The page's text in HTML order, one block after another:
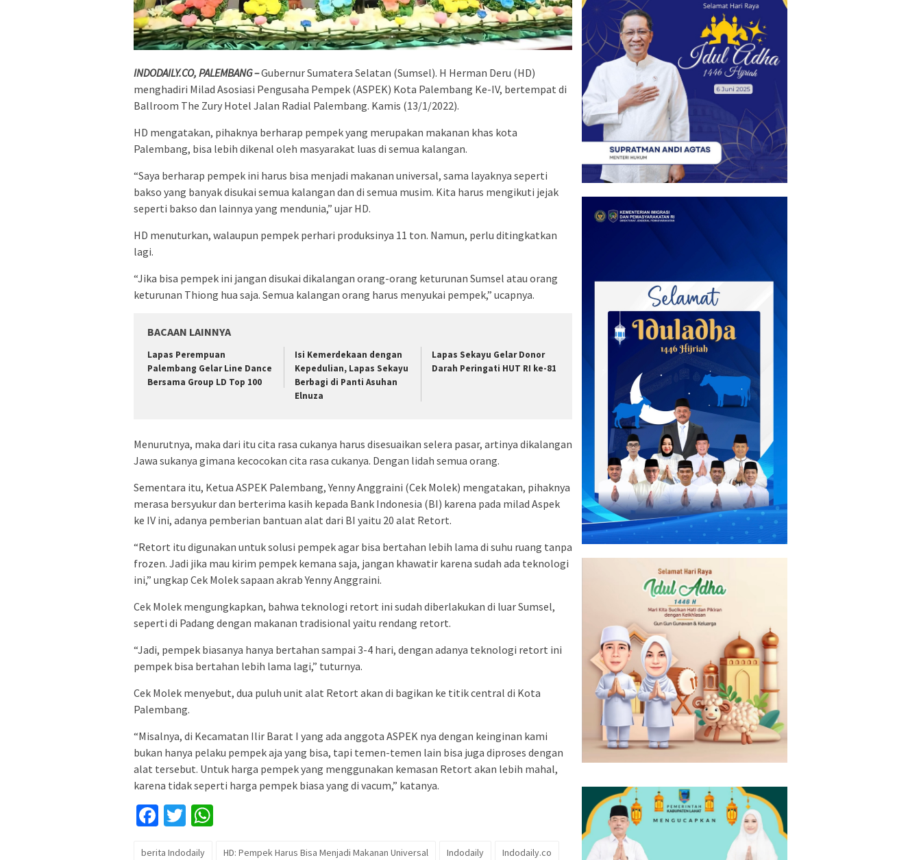
INDODAILY.CO, PALEMBANG –Gubernur Sumatera Selatan (Sumsel). H Herman Deru (HD)
menghadiri Milad Asosiasi Pengusaha Pempek (ASPEK) Kota Palembang Ke-IV, bertempat di
Ballroom The Zury Hotel Jalan Radial Palembang. Kamis (13/1/2022).
HD mengatakan, pihaknya berharap pempek yang merupakan makanan khas kota
Palembang, bisa lebih dikenal oleh masyarakat luas di semua kalangan.
“Saya berharap pempek ini harus bisa menjadi makanan universal, sama layaknya seperti
bakso yang banyak disukai semua kalangan dan di semua musim. Kita harus mengikuti jejak
seperti bakso dan lainnya yang mendunia,” ujar HD.
HD menuturkan, walaupun pempek perhari produksinya 11 ton. Namun, perlu ditingkatkan
lagi.
“Jika bisa pempek ini jangan disukai dikalangan orang-orang keturunan Sumsel atau orang
keturunan Thiong hua saja. Semua kalangan orang harus menyukai pempek,” ucapnya.
BACAAN LAINNYA
Lapas Perempuan
Palembang Gelar Line Dance
Bersama Group LD Top 100
Isi Kemerdekaan dengan
Kepedulian, Lapas Sekayu
Berbagi di Panti Asuhan
Elnuza
Lapas Sekayu Gelar Donor
Darah Peringati HUT RI ke-81
Menurutnya, maka dari itu cita rasa cukanya harus disesuaikan selera pasar, artinya dikalangan
Jawa sukanya gimana kecocokan cita rasa cukanya. Dengan lidah semua orang.
Sementara itu, Ketua ASPEK Palembang, Yenny Anggraini (Cek Molek) mengatakan, pihaknya
merasa bersyukur dan berterima kasih kepada Bank Indonesia (BI) karena pada milad Aspek
ke IV ini, adanya pemberian bantuan alat dari BI yaitu 20 alat Retort.
“Retort itu digunakan untuk solusi pempek agar bisa bertahan lebih lama di suhu ruang tanpa
frozen. Jadi jika mau kirim pempek kemana saja, jangan khawatir karena sudah ada teknologi
ini,” ungkap Cek Molek sapaan akrab Yenny Anggraini.
Cek Molek mengungkapkan, bahwa teknologi retort ini sudah diberlakukan di luar Sumsel,
seperti di Padang dengan makanan tradisional yaitu rendang retort.
“Jadi, pempek biasanya hanya bertahan sampai 3-4 hari, dengan adanya teknologi retort ini
pempek bisa bertahan lebih lama lagi,” tuturnya.
Cek Molek menyebut, dua puluh unit alat Retort akan di bagikan ke titik central di Kota
Palembang.
“Misalnya, di Kecamatan Ilir Barat I yang ada anggota ASPEK nya dengan keinginan kami
bukan hanya pelaku pempek aja yang bisa, tapi temen-temen lain bisa juga diproses dengan
alat tersebut. Untuk harga pempek yang menggunakan kemasan Retort akan lebih mahal,
karena tidak seperti harga pempek biasa yang di vacum,” katanya.
Facebook
Twitter
berita Indodaily HD: Pempek Harus Bisa Menjadi Makanan Universal Indodaily
Indodaily.co